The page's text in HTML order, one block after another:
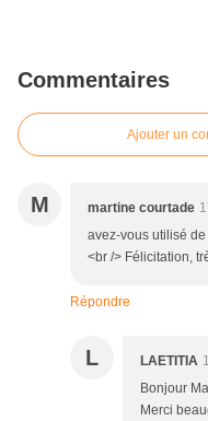
Commentaires
Ajouter un
M martine courtade
avez-vous utilisé
<br /> Félicitation,
Répondre
L LAETITIA
Bonjour
Merci